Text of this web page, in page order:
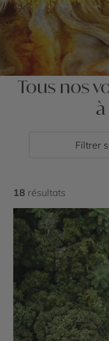
Tous nos
Filtrer
18 résultats